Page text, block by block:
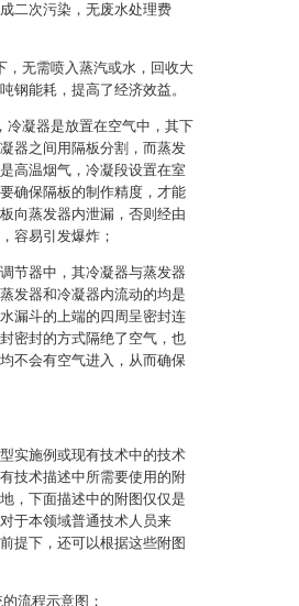
二次污染，无废水处理费
，无需喷入蒸汽或水，回收大
钢能耗，提高了经济效益。
冷凝器是放置在空气中，其下
器之间用隔板分割，而蒸发
高温烟气，冷凝段设置在室
确保隔板的制作精度，才能
向蒸发器内泄漏，否则经由
容易引发爆炸；
节器中，其冷凝器与蒸发器
发器和冷凝器内流动的均是
漏斗的上端的四周呈密封连
密封的方式隔绝了空气，也
不会有空气进入，从而确保
实施例或现有技术中的技术
技术描述中所需要使用的附
，下面描述中的附图仅仅是
于本领域普通技术人员来
提下，还可以根据这些附图
流程示意图；